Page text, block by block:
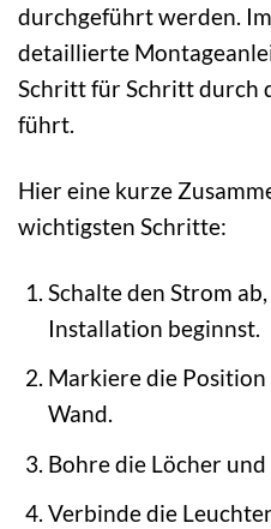
durchgeführt werden.
detaillierte
Schritt für Schritt durch
führt.
Hier eine kurze
wichtigsten Schritte:
Schalte den Strom
Installation beginnst.
Markiere die
Wand.
Bohre die Löcher
Verbinde die